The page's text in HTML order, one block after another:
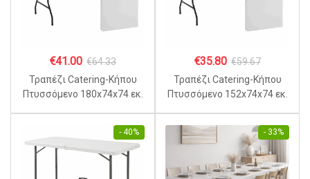
€41.00 €64.33
Τραπέζι Catering-Κήπου
Πτυσσόμενο 180x74x74 εκ.
€35.80 €59.67
Τραπέζι Catering-Κήπου
Πτυσσόμενο 152x74x74 εκ.
Σκελετό
- 40% - 33%